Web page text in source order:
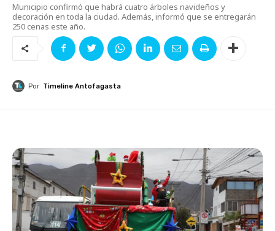
Municipio confirmó que habrá cuatro árboles navideños y
decoración en toda la ciudad. Además, informó que se entregarán
250 cenas este año.
Por Timeline Antofagasta